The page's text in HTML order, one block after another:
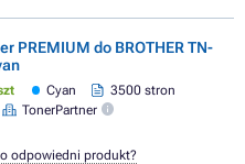
PREMIUM do BROTHER TN-
Cyan
3500 stron
TonerPartner
odpowiedni produkt?